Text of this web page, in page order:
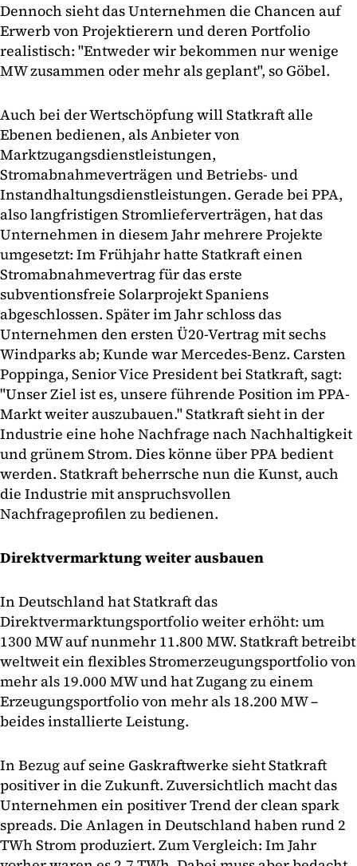
Dennoch sieht das Unternehmen die Chancen auf
Erwerb von Projektierern und deren Portfolio
realistisch: "Entweder wir bekommen nur wenige
MW zusammen oder mehr als geplant", so Göbel.
Auch bei der Wertschöpfung will Statkraft alle
Ebenen bedienen, als Anbieter von
Marktzugangsdienstleistungen,
Stromabnahmeverträgen und Betriebs- und
Instandhaltungsdienstleistungen. Gerade bei PPA,
also langfristigen Stromlieferverträgen, hat das
Unternehmen in diesem Jahr mehrere Projekte
umgesetzt: Im Frühjahr hatte Statkraft einen
Stromabnahmevertrag für das erste
subventionsfreie Solarprojekt Spaniens
abgeschlossen. Später im Jahr schloss das
Unternehmen den ersten Ü20-Vertrag mit sechs
Windparks ab; Kunde war Mercedes-Benz. Carsten
Poppinga, Senior Vice President bei Statkraft, sagt:
"Unser Ziel ist es, unsere führende Position im PPA-
Markt weiter auszubauen." Statkraft sieht in der
Industrie eine hohe Nachfrage nach Nachhaltigkeit
und grünem Strom. Dies könne über PPA bedient
werden. Statkraft beherrsche nun die Kunst, auch
die Industrie mit anspruchsvollen
Nachfrageprofilen zu bedienen.
Direktvermarktung weiter ausbauen
In Deutschland hat Statkraft das
Direktvermarktungsportfolio weiter erhöht: um
1300 MW auf nunmehr 11.800 MW. Statkraft betreibt
weltweit ein flexibles Stromerzeugungsportfolio von
mehr als 19.000 MW und hat Zugang zu einem
Erzeugungsportfolio von mehr als 18.200 MW –
beides installierte Leistung.
In Bezug auf seine Gaskraftwerke sieht Statkraft
positiver in die Zukunft. Zuversichtlich macht das
Unternehmen ein positiver Trend der clean spark
spreads. Die Anlagen in Deutschland haben rund 2
TWh Strom produziert. Zum Vergleich: Im Jahr